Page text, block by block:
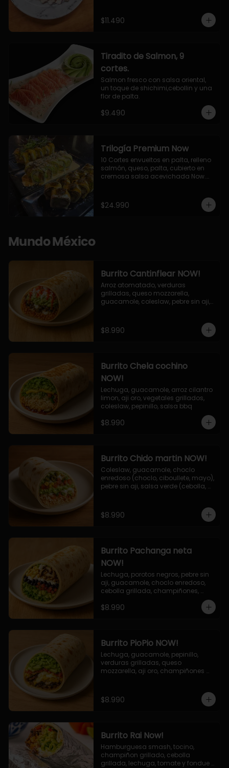
$11.490
Tiradito de Salmon, 9
cortes.
Salmon fresco con salsa oriental,
un toque de shichimi,cebollin y una
flor de palta.
$9.490
Trilogía Premium Now
10 Cortes envueltos en palta, relleno
salmón, queso, palta, cubierto en
cremosa salsa acevichada Now.
palta, cubierto con topping de
chimichurri de la casa flambeado.
$24.990
Mundo México
Burrito Cantinflear NOW!
Arroz atomatado, verduras
grilladas, queso mozzarella,
guacamole, coleslaw, pebre sin aji,
$8.990
Burrito Chela cochino
NOW!
Lechuga, guacamole, arroz cilantro
limon, aji oro, vegetales grillados,
coleslaw, pepinillo, salsa bbq
$8.990
Burrito Chido martin NOW!
Coleslaw, guacamole, choclo
enredoso (choclo, ciboullete, mayo),
pebre sin aji, salsa verde (cebolla,
$8.990
Burrito Pachanga neta
NOW!
Lechuga, porotos negros, pebre sin
aji, guacamole, choclo enredoso,
cebolla grillada, champiñones,
$8.990
Burrito PioPio NOW!
Lechuga, guacamole, pepinillo,
verduras grilladas, queso
mozzarella, aji oro, champiñones
$8.990
Burrito Rai Now!
Hamburguesa smash, tocino,
champiñon grillado, cebolla
grillada, lechuga, tomate y fondue